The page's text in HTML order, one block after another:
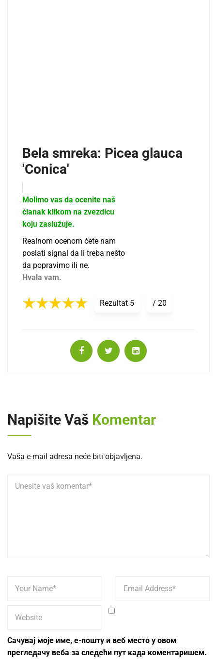
Bela smreka: Picea glauca
'Conica'
Molimo vas da ocenite naš
članak klikom na zvezdicu
koju zaslužuje.
Realnom ocenom ćete nam
poslati signal da li treba nešto
da popravimo ili ne.
Hvala vam.
Rezultat 5 / 20
Napišite Vaš Komentar
Vaša e-mail adresa neće biti objavljena.
Сачувај моје име, е-пошту и веб место у овом
прегледачу веба за следећи пут када коментаришем.